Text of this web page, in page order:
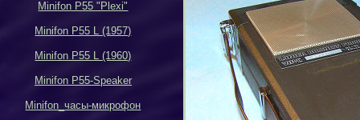
Minifon P55 "Plexi"
Minifon P55 L (1957)
Minifon P55 L (1960)
Minifon P55-Speaker
Minifon_часы-микрофон